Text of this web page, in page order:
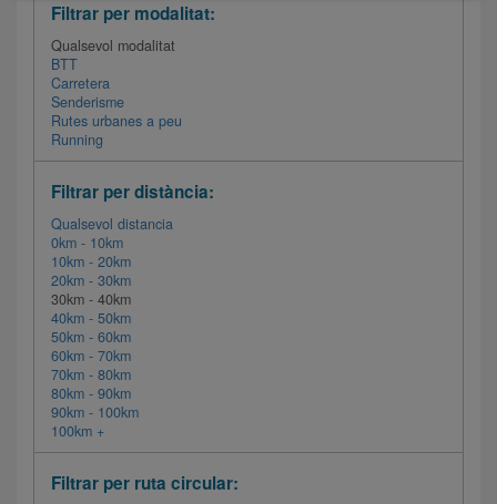
Filtrar per modalitat:
Qualsevol modalitat
BTT
Carretera
Senderisme
Rutes urbanes a peu
Running
Filtrar per distància:
Qualsevol distancia
0km - 10km
10km - 20km
20km - 30km
30km - 40km
40km - 50km
50km - 60km
60km - 70km
70km - 80km
80km - 90km
90km - 100km
100km +
Filtrar per ruta circular: